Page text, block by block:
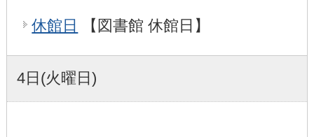
休館日 【図書館 休館日】
4日(火曜日)